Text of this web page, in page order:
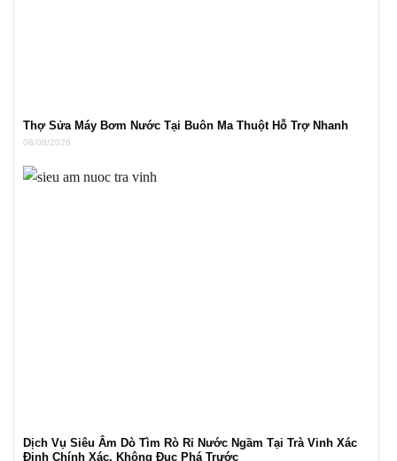
Thợ Sửa Máy Bơm Nước Tại Buôn Ma Thuột Hỗ Trợ Nhanh
08/08/2026
Dịch Vụ Siêu Âm Dò Tìm Rò Rỉ Nước Ngầm Tại Trà Vinh Xác
Định Chính Xác, Không Đục Phá Trước